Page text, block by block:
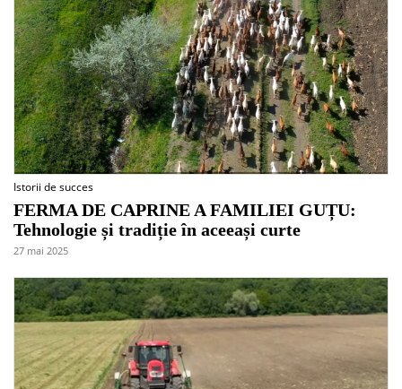
Istorii de succes
FERMA DE CAPRINE A FAMILIEI GUȚU:
Tehnologie și tradiție în aceeași curte
27 mai 2025